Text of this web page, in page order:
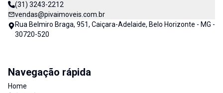
(31) 3243-2212
vendas@pivaimoveis.com.br
Rua Belmiro Braga, 951, Caiçara-Adelaide, Belo Horizonte - MG -
30720-520
Navegação rápida
Home